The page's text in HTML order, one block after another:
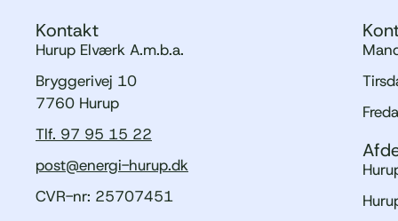
Kontakt
Hurup Elværk A.m.b.a.
Bryggerivej 10
7760 Hurup
Tlf. 97 95 15 22
post@energi-hurup.dk
CVR-nr: 25707451